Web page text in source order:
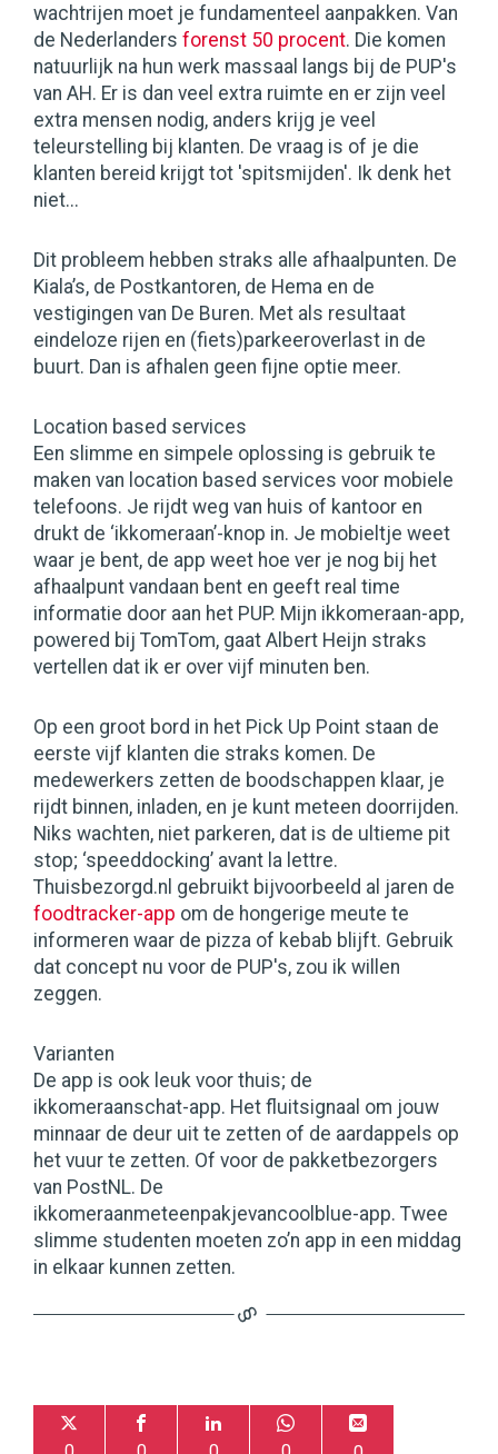
wachtrijen moet je fundamenteel aanpakken. Van
de Nederlanders forenst 50 procent. Die komen
natuurlijk na hun werk massaal langs bij de PUP's
van AH. Er is dan veel extra ruimte en er zijn veel
extra mensen nodig, anders krijg je veel
teleurstelling bij klanten. De vraag is of je die
klanten bereid krijgt tot 'spitsmijden'. Ik denk het
niet...
Dit probleem hebben straks alle afhaalpunten. De
Kiala’s, de Postkantoren, de Hema en de
vestigingen van De Buren. Met als resultaat
eindeloze rijen en (fiets)parkeeroverlast in de
buurt. Dan is afhalen geen fijne optie meer.
Location based services
Een slimme en simpele oplossing is gebruik te
maken van location based services voor mobiele
telefoons. Je rijdt weg van huis of kantoor en
drukt de ‘ikkomeraan’-knop in. Je mobieltje weet
waar je bent, de app weet hoe ver je nog bij het
afhaalpunt vandaan bent en geeft real time
informatie door aan het PUP. Mijn ikkomeraan-app,
powered bij TomTom, gaat Albert Heijn straks
vertellen dat ik er over vijf minuten ben.
Op een groot bord in het Pick Up Point staan de
eerste vijf klanten die straks komen. De
medewerkers zetten de boodschappen klaar, je
rijdt binnen, inladen, en je kunt meteen doorrijden.
Niks wachten, niet parkeren, dat is de ultieme pit
stop; ‘speeddocking’ avant la lettre.
Thuisbezorgd.nl gebruikt bijvoorbeeld al jaren de
foodtracker-app om de hongerige meute te
informeren waar de pizza of kebab blijft. Gebruik
dat concept nu voor de PUP's, zou ik willen
zeggen.
Varianten
De app is ook leuk voor thuis; de
ikkomeraanschat-app. Het fluitsignaal om jouw
minnaar de deur uit te zetten of de aardappels op
het vuur te zetten. Of voor de pakketbezorgers
van PostNL. De
ikkomeraanmeteenpakjevancoolblue-app. Twee
slimme studenten moeten zo’n app in een middag
in elkaar kunnen zetten.